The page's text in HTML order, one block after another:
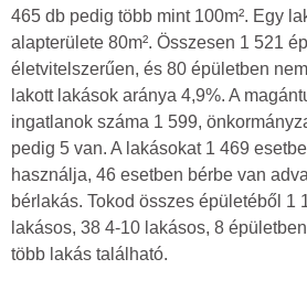
465 db pedig több mint 100m². Egy
alapterülete 80m². Összesen 1 521
életvitelszerűen, és 80 épületben
lakott lakások aránya 4,9%. A
ingatlanok száma 1 599,
pedig 5 van. A lakásokat 1 469
használja, 46 esetben bérbe van
bérlakás. Tokod összes épületéből 1
lakásos, 38 4-10 lakásos, 8
több lakás található.